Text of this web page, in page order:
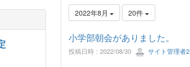
2022年8月 20件
小学部朝会がありました。
投稿日時 : 2022/08/30 サイト管理者2